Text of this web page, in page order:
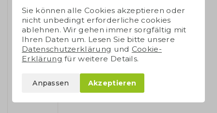
Sie können alle Cookies akzeptieren oder
nicht unbedingt erforderliche cookies
ablehnen. Wir gehen immer sorgfältig mit
Ihren Daten um. Lesen Sie bitte unsere
Datenschutzerklärung und Cookie-
Erklärung für weitere Details.
Anpassen Akzeptieren